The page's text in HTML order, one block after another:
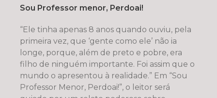
Sou Professor menor, Perdoai!
“Ele tinha apenas 8 anos quando ouviu, pela
primeira vez, que ‘gente como ele’ não ia
longe, porque, além de preto e pobre, era
filho de ninguém importante. Foi assim que o
mundo o apresentou à realidade.” Em “Sou
Professor Menor, Perdoai!”, o leitor será